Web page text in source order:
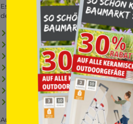
Es gibt viele Kräuter, die Du
dem Balkon. Besonders beliebt und gut
Petersilie
– vitaminreich, aber in
Löwenzahn– fördert die Verdauung,
Basilikum– wird gerne gefressen,
– beruhigt den Magen,
Fenchelgrün– wirkt
– sanft und beruhigend,
Melisse und Pfefferminze– gut für
Auch Kräuter wie Schafgarbe,